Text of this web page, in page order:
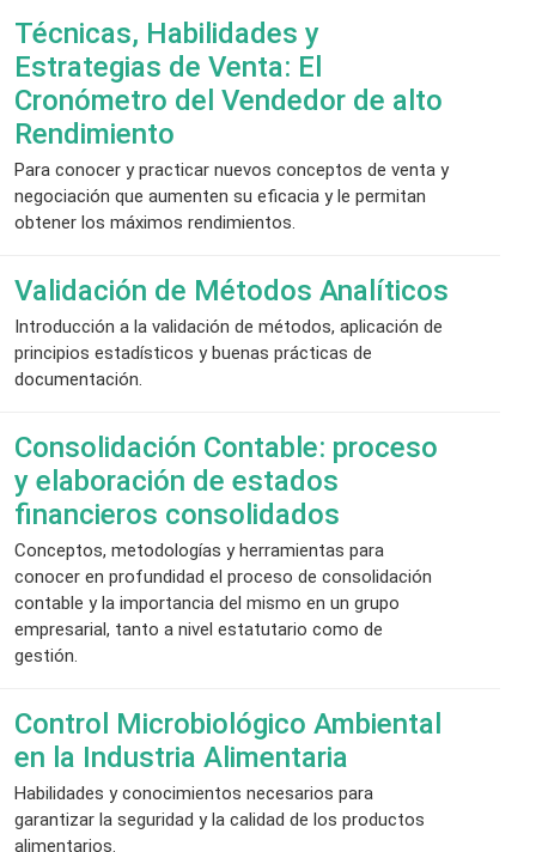
Técnicas, Habilidades y
Estrategias de Venta: El
Cronómetro del Vendedor de alto
Rendimiento
Para conocer y practicar nuevos conceptos de venta y
negociación que aumenten su eficacia y le permitan
obtener los máximos rendimientos.
Validación de Métodos Analíticos
Introducción a la validación de métodos, aplicación de
principios estadísticos y buenas prácticas de
documentación.
Consolidación Contable: proceso
y elaboración de estados
financieros consolidados
Conceptos, metodologías y herramientas para
conocer en profundidad el proceso de consolidación
contable y la importancia del mismo en un grupo
empresarial, tanto a nivel estatutario como de
gestión.
Control Microbiológico Ambiental
en la Industria Alimentaria
Habilidades y conocimientos necesarios para
garantizar la seguridad y la calidad de los productos
alimentarios.